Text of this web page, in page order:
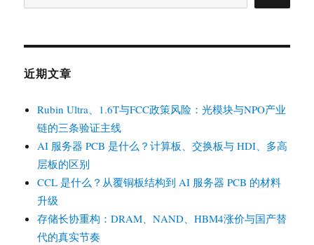
近期文章
Rubin Ultra、1.6T与FCC政策风险：光模块与NPO产业
链的三条验证主线
AI 服务器 PCB 是什么？计算板、交换板与 HDI、多高
层板的区别
CCL 是什么？从覆铜板结构到 AI 服务器 PCB 的材料
升级
存储长协重构：DRAM、NAND、HBM4涨价与国产替
代的真实节奏